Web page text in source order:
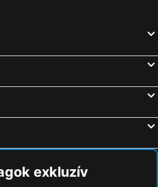
exkluzív